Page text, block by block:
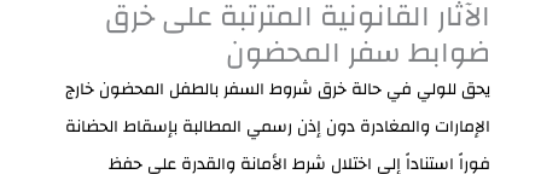
الآثار القانونية المترتبة على خرق
ضوابط سفر المحضون
يحق للولي في حالة خرق شروط السفر بالطفل المحضون خارج
الإمارات والمغادرة دون إذن رسمي المطالبة بإسقاط الحضانة
فوراً استناداً إلى اختلال شرط الأمانة والقدرة على حفظ